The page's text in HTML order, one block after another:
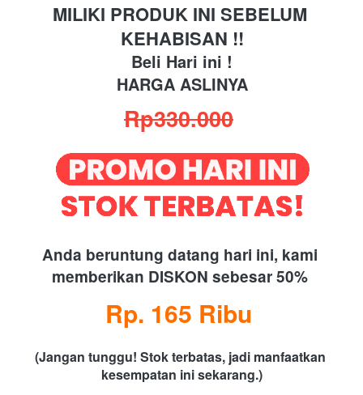
MILIKI PRODUK INI SEBELUM
KEHABISAN !!
Beli Hari ini !
HARGA ASLINYA
Rp330.000
Anda beruntung datang hari ini, kami
memberikan DISKON sebesar 50%
Rp. 165 Ribu
(Jangan tunggu! Stok terbatas, jadi manfaatkan
kesempatan ini sekarang.)